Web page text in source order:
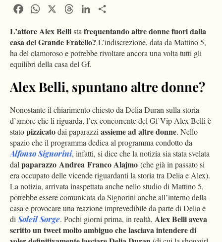
FacebookWhatsApp ThreadsLinkedIn
L’attore Alex Bellistafrequentando altre donne fuori dalla
casa del Grande Fratello? L’indiscrezione, data da Mattino 5,
ha del clamoroso e potrebbe rivoltare ancora una volta tutti gli
equilibri della casa del Gf.
Alex Belli, spuntano altre donne?
Nonostante il chiarimento chiesto da Delia Duran sulla storia
d’amore che li riguarda, l’ex concorrente del Gf Vip Alex Belli è
statopizzicatodai paparazziassieme ad altre donne. Nello
spazio che il programma dedica al programma condotto da
Alfonso Signorini, infatti, si dice che la notizia sia stata svelata
dalpaparazzo Andrea Franco Alajmo (che già in passato si
era occupato delle vicende riguardanti la storia tra Delia e Alex).
La notizia, arrivata inaspettata anche nello studio di Mattino 5,
potrebbe essere comunicata da Signorini anche all’interno della
casa e provocare una reazione imprevedibile da parte di Delia e
diSoleil Sorge. Pochi giorni prima, in realtà, Alex Belli aveva
scritto un tweet molto ambiguo che lasciava intendere di